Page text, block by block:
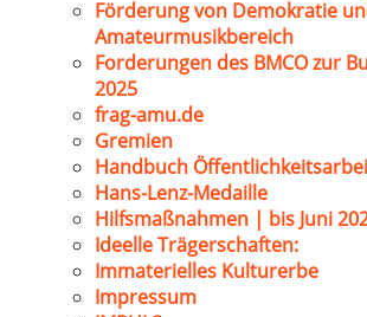
Förderung von Demokratie
Amateurmusikbereich
Forderungen des BMCO zur
2025
frag-amu.de
Gremien
Handbuch
Hans-Lenz-Medaille
Hilfsmaßnahmen | bis Juni
Ideelle Trägerschaften:
Immaterielles Kulturerbe
Impressum